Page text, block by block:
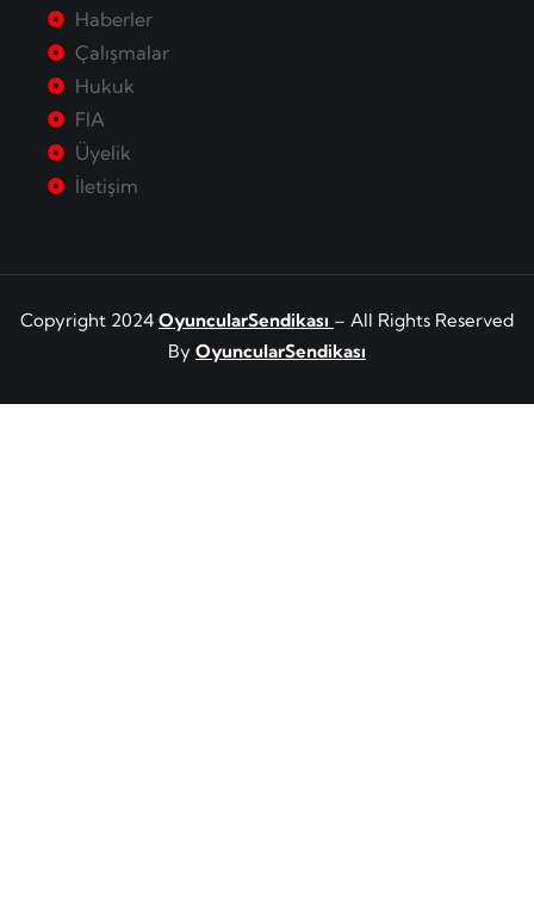
Haberler
Çalışmalar
Hukuk
FIA
Üyelik
İletişim
Copyright 2024 OyuncularSendikası – All Rights Reserved
By OyuncularSendikası